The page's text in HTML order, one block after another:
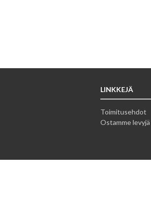
LINKKEJÄ
Toimitusehdot
Ostamme levyjä